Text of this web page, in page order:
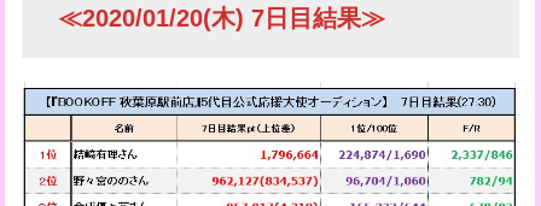
≪2020/01/20(木) 7日目結果≫